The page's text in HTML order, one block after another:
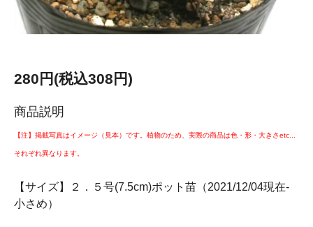
280円(税込308円)
商品説明
【注】掲載写真はイメージ（見本）です。植物のため、実際の商品は色・形・大きさetc...
それぞれ異なります。
【サイズ】２．５号(7.5cm)ポット苗（2021/12/04現在-
小さめ）